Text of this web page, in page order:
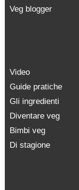
Veg blogger
Video
Guide pratiche
Gli ingredienti
Diventare veg
Bimbi veg
Di stagione